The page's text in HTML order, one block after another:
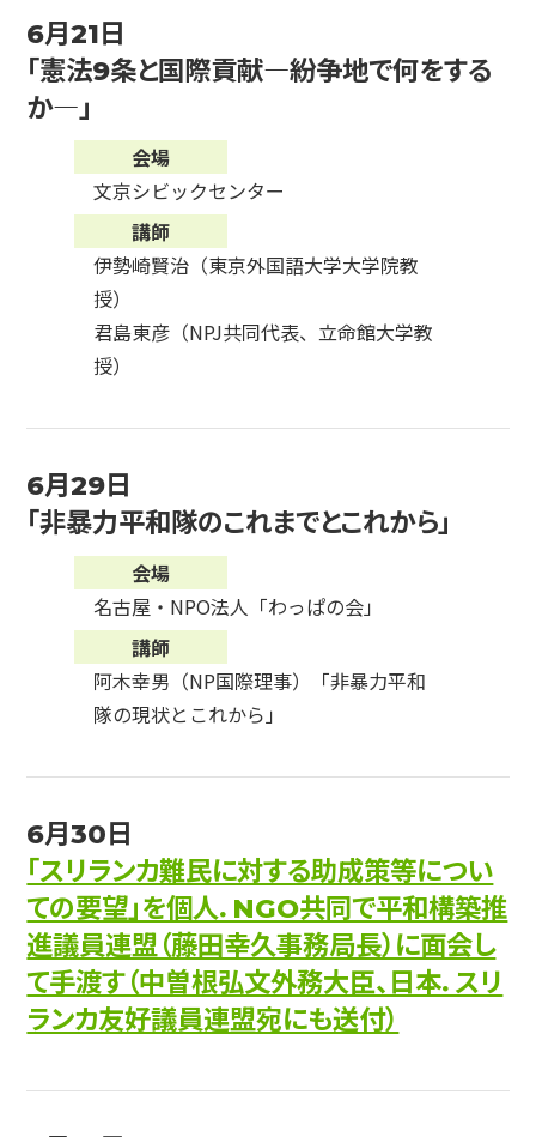
6月21日
「憲法9条と国際貢献―紛争地で何をする
か―」
会場
文京シビックセンター
講師
伊勢崎賢治（東京外国語大学大学院教
授）
君島東彦（NPJ共同代表、立命館大学教
授）
6月29日
「非暴力平和隊のこれまでとこれから」
会場
名古屋・NPO法人「わっぱの会」
講師
阿木幸男（NP国際理事）「非暴力平和
隊の現状とこれから」
6月30日
「スリランカ難民に対する助成策等につい
ての要望」を個人．NGO共同で平和構築推
進議員連盟（藤田幸久事務局長）に面会し
て手渡す（中曽根弘文外務大臣、日本．スリ
ランカ友好議員連盟宛にも送付）